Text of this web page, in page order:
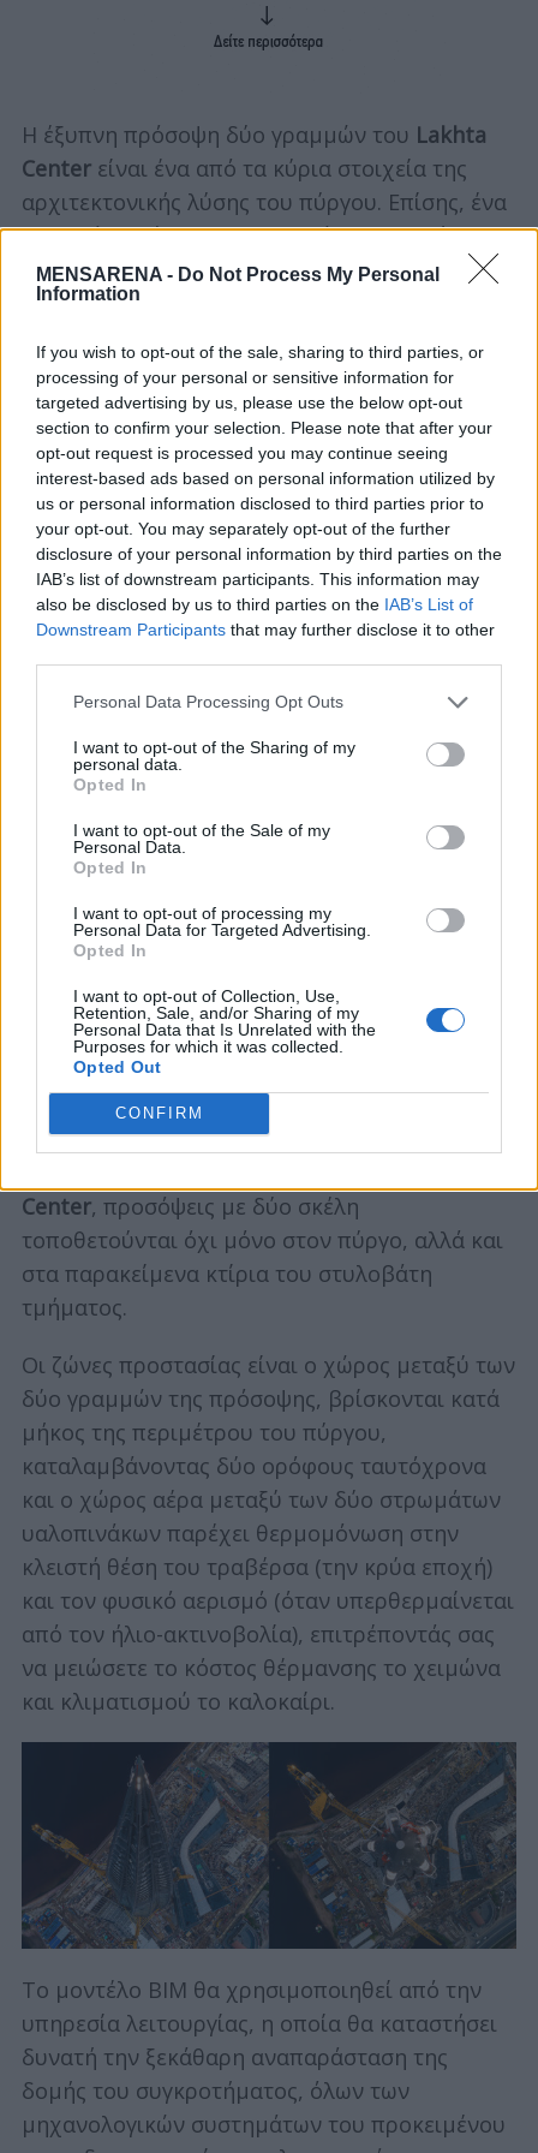
MENSARENA - Do Not Process My Personal
Information
If you wish to opt-out of the sale, sharing to third parties, or
processing of your personal or sensitive information for
targeted advertising by us, please use the below opt-out
section to confirm your selection. Please note that after your
opt-out request is processed you may continue seeing
interest-based ads based on personal information utilized by
us or personal information disclosed to third parties prior to
your opt-out. You may separately opt-out of the further
disclosure of your personal information by third parties on the
IAB’s list of downstream participants. This information may
also be disclosed by us to third parties on the IAB’s List of
Downstream Participants that may further disclose it to other
Personal Data Processing Opt Outs
I want to opt-out of the Sharing of my
personal data.
Opted In
I want to opt-out of the Sale of my
Personal Data.
Opted In
I want to opt-out of processing my
Personal Data for Targeted Advertising.
Opted In
I want to opt-out of Collection, Use,
Retention, Sale, and/or Sharing of my
Personal Data that Is Unrelated with the
Purposes for which it was collected.
Opted Out
CONFIRM
Η έξυπνη πρόσοψη δύο γραμμών του Lakhta
Centerείναι ένα από τα κύρια στοιχεία της
αρχιτεκτονικής λύσης του πύργου. Επίσης, ένα
καινοτόμο σύστημα υαλοπινάκων ψυχρής
διαμόρφωσης χρησιμοποιήθηκε για το
λούστρο του εξωτερικού νήματος της
Αυτό έκανε την καμπύλη επιφάνεια πρόσοψης
του πύργου οπτικά συμπαγή και συνεχή. Κατά
την παραγωγή, μια μονάδα από
πλαστικοποιημένο γυαλί, λόγω της κάμψης του
tempered glass, παίρνει τη μορφή πλαισίου,
ενώ δεν υπάρχει θερμική επίδραση σε αυτήν.
Ήταν αυτός ο σχεδιασμός των υαλοπινάκων
που κατέστησε δυνατή τη δημιουργία μιας
απολύτως λείας, σπειροειδούς καμπύλης
πρόσοψης που αντανακλά τον ουρανό και τα
Η επένδυση της πρόσοψης χωρίζεται σε
Center, προσόψεις με δύο σκέλη
τοποθετούνται όχι μόνο στον πύργο, αλλά και
στα παρακείμενα κτίρια του στυλοβάτη
τμήματος.
Οι ζώνες προστασίας είναι ο χώρος μεταξύ των
δύο γραμμών της πρόσοψης, βρίσκονται κατά
μήκος της περιμέτρου του πύργου,
καταλαμβάνοντας δύο ορόφους ταυτόχρονα
και ο χώρος αέρα μεταξύ των δύο στρωμάτων
υαλοπινάκων παρέχει θερμομόνωση στην
κλειστή θέση του τραβέρσα (την κρύα εποχή)
και τον φυσικό αερισμό (όταν υπερθερμαίνεται
από τον ήλιο-ακτινοβολία), επιτρέποντάς σας
να μειώσετε το κόστος θέρμανσης το χειμώνα
και κλιματισμού το καλοκαίρι.
Το μοντέλο BIM θα χρησιμοποιηθεί από την
υπηρεσία λειτουργίας, η οποία θα καταστήσει
δυνατή την ξεκάθαρη αναπαράσταση της
δομής του συγκροτήματος, όλων των
μηχανολογικών συστημάτων του προκειμένου